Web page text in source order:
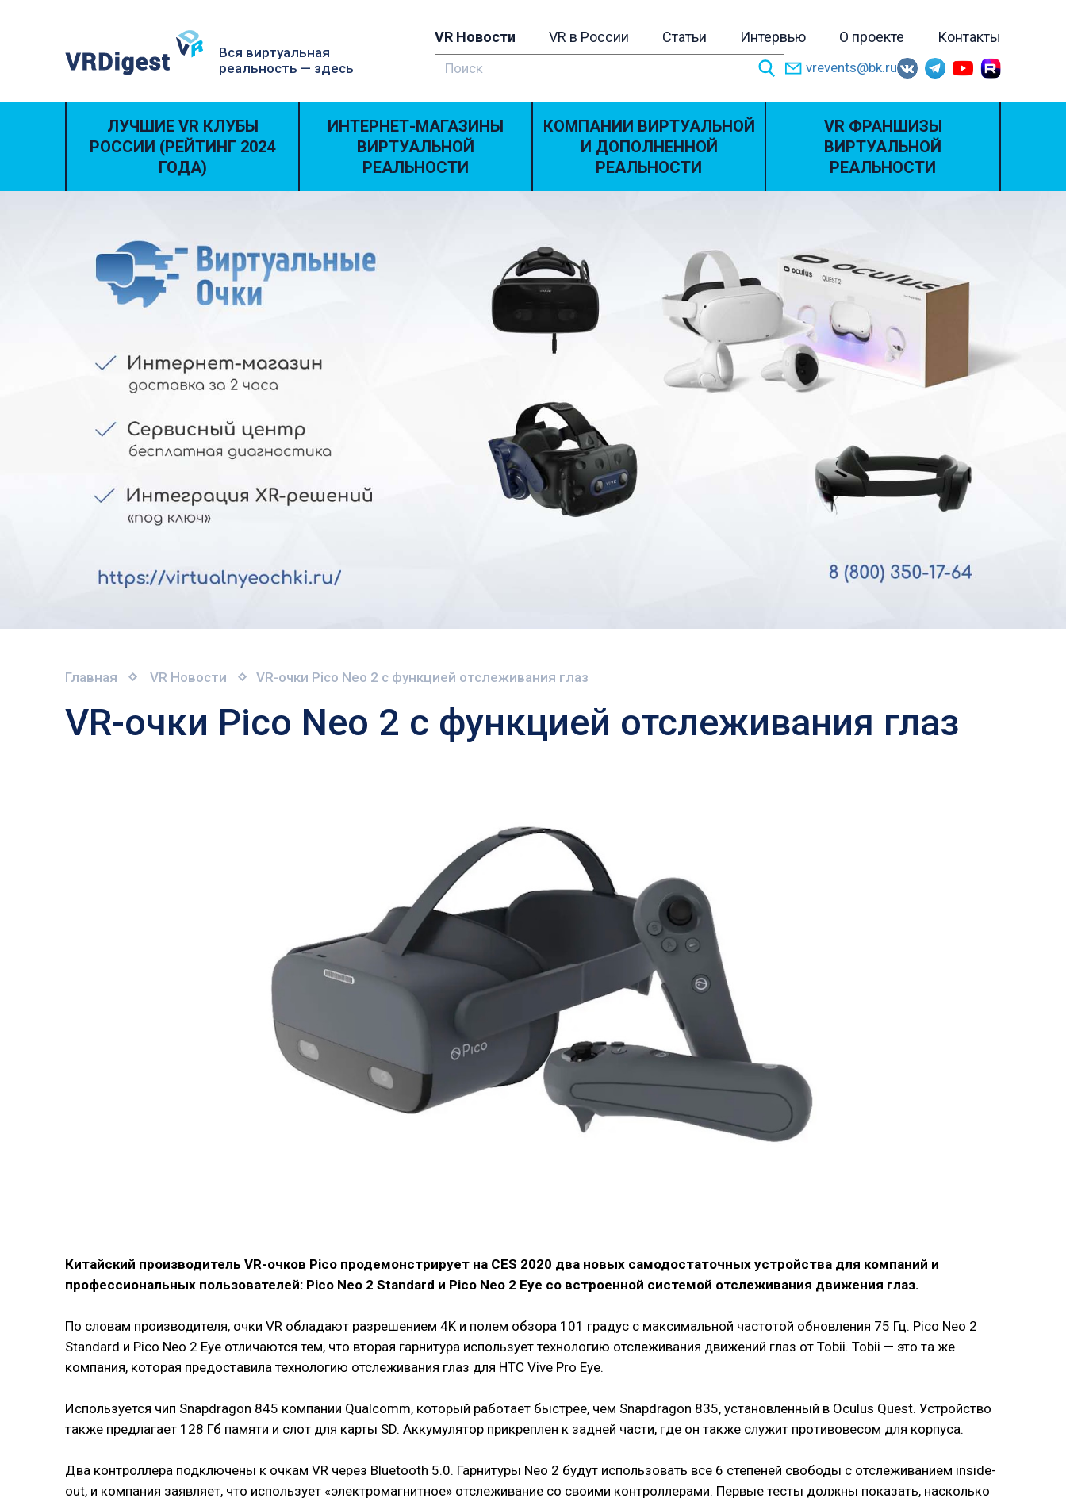
Вся виртуальная
реальность — здесь
VR Новости VR в России Статьи Интервью О проекте Контакты
vrevents@bk.ru
ЛУЧШИЕ VR КЛУБЫ
РОССИИ (РЕЙТИНГ 2024
ГОДА)
ИНТЕРНЕТ-МАГАЗИНЫ
ВИРТУАЛЬНОЙ
РЕАЛЬНОСТИ
КОМПАНИИ ВИРТУАЛЬНОЙ
И ДОПОЛНЕННОЙ
РЕАЛЬНОСТИ
VR ФРАНШИЗЫ
ВИРТУАЛЬНОЙ
РЕАЛЬНОСТИ
Главная VR Новости VR-очки Pico Neo 2 с функцией отслеживания глаз
VR-очки Pico Neo 2 с функцией отслеживания глаз
Китайский производитель VR-очков Pico продемонстрирует на CES 2020 два новых самодостаточных устройства для компаний и
профессиональных пользователей: Pico Neo 2 Standard и Pico Neo 2 Eye со встроенной системой отслеживания движения глаз.
По словам производителя, очки VR обладают разрешением 4K и полем обзора 101 градус с максимальной частотой обновления 75 Гц. Pico Neo 2
Standard и Pico Neo 2 Eye отличаются тем, что вторая гарнитура использует технологию отслеживания движений глаз от Tobii. Tobii — это та же
компания, которая предоставила технологию отслеживания глаз для HTC Vive Pro Eye.
Используется чип Snapdragon 845 компании Qualcomm, который работает быстрее, чем Snapdragon 835, установленный в Oculus Quest. Устройство
также предлагает 128 Гб памяти и слот для карты SD. Аккумулятор прикреплен к задней части, где он также служит противовесом для корпуса.
Два контроллера подключены к очкам VR через Bluetooth 5.0. Гарнитуры Neo 2 будут использовать все 6 степеней свободы с отслеживанием inside-
out, и компания заявляет, что использует «электромагнитное» отслеживание со своими контроллерами. Первые тесты должны показать, насколько